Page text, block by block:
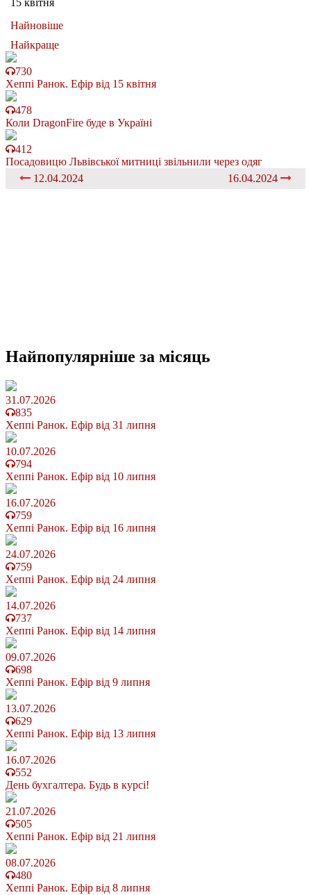
Найновіше
Найкраще
730
Хеппі Ранок. Ефір від 15 квітня
478
Коли DragonFire буде в Україні
412
Посадовицю Львівської митниці звільнили через одяг
12.04.2024
16.04.2024
Найпопулярніше за місяць
31.07.2026
835
Хеппі Ранок. Ефір від 31 липня
10.07.2026
794
Хеппі Ранок. Ефір від 10 липня
16.07.2026
759
Хеппі Ранок. Ефір від 16 липня
24.07.2026
759
Хеппі Ранок. Ефір від 24 липня
14.07.2026
737
Хеппі Ранок. Ефір від 14 липня
09.07.2026
698
Хеппі Ранок. Ефір від 9 липня
13.07.2026
629
Хеппі Ранок. Ефір від 13 липня
16.07.2026
552
День бухгалтера. Будь в курсі!
21.07.2026
505
Хеппі Ранок. Ефір від 21 липня
08.07.2026
480
Хеппі Ранок. Ефір від 8 липня